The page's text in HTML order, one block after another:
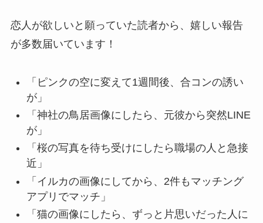
恋人が欲しいと願っていた読者から、嬉しい報告
が多数届いています！
「ピンクの空に変えて1週間後、合コンの誘い
が」
「神社の鳥居画像にしたら、元彼から突然LINE
が」
「桜の写真を待ち受けにしたら職場の人と急接
近」
「イルカの画像にしてから、2件もマッチング
アプリでマッチ」
「猫の画像にしたら、ずっと片思いだった人に